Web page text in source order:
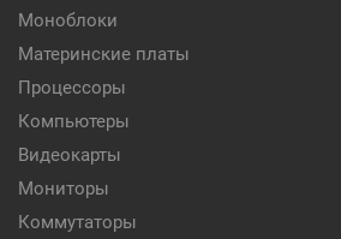
Моноблоки
Материнские платы
Процессоры
Компьютеры
Видеокарты
Мониторы
Коммутаторы